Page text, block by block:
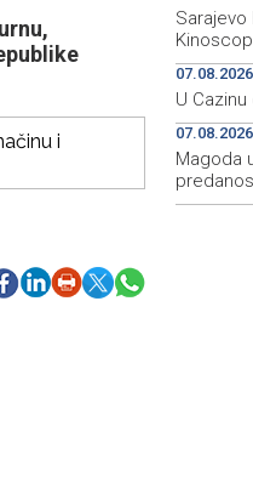
i
U
Magoda